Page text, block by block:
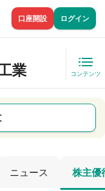
口座開設 ログイン
業 コンテンツ
ニュース 株主優